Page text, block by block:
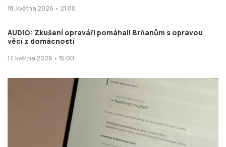
18. května 2026 • 21:00
AUDIO: Zkušení opraváři pomáhali Brňanům s opravou
věcí z domácností
17. května 2026 • 15:00